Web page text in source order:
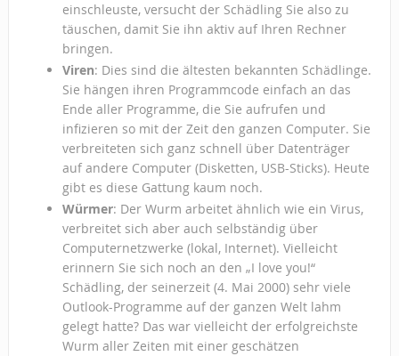
einschleuste, versucht der Schädling Sie also zu
täuschen, damit Sie ihn aktiv auf Ihren Rechner
bringen.
Viren: Dies sind die ältesten bekannten Schädlinge.
Sie hängen ihren Programmcode einfach an das
Ende aller Programme, die Sie aufrufen und
infizieren so mit der Zeit den ganzen Computer. Sie
verbreiteten sich ganz schnell über Datenträger
auf andere Computer (Disketten, USB-Sticks). Heute
gibt es diese Gattung kaum noch.
Würmer: Der Wurm arbeitet ähnlich wie ein Virus,
verbreitet sich aber auch selbständig über
Computernetzwerke (lokal, Internet). Vielleicht
erinnern Sie sich noch an den „I love you!“
Schädling, der seinerzeit (4. Mai 2000) sehr viele
Outlook-Programme auf der ganzen Welt lahm
gelegt hatte? Das war vielleicht der erfolgreichste
Wurm aller Zeiten mit einer geschätzen